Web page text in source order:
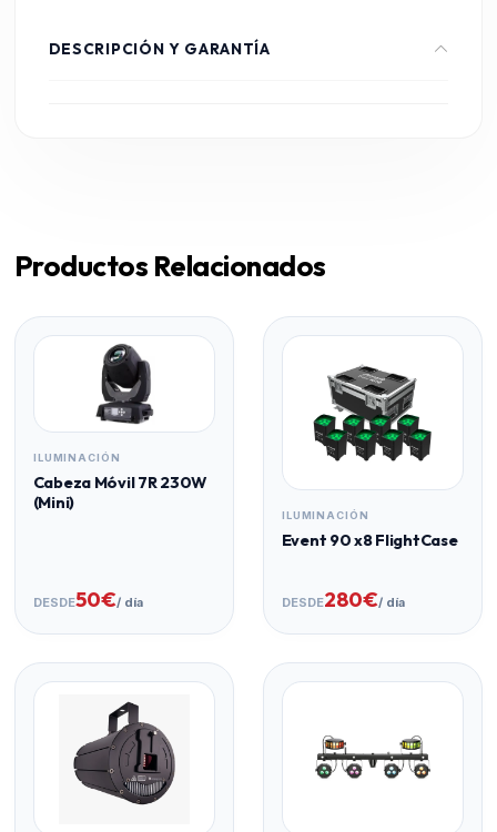
DESCRIPCIÓN Y GARANTÍA
Productos Relacionados
ILUMINACIÓN
Cabeza Móvil 7R 230W
(Mini)
DESDE50€/ día
ILUMINACIÓN
Event 90 x8 FlightCase
DESDE280€/ día